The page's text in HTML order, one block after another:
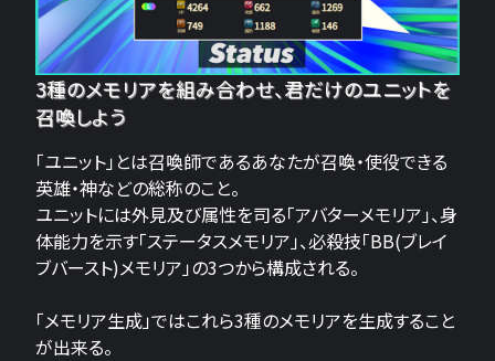
3種のメモリアを組み合わせ、君だけのユニットを
召喚しよう
「ユニット」とは召喚師であるあなたが召喚・使役できる
英雄・神などの総称のこと。
ユニットには外見及び属性を司る「アバターメモリア」、身
体能力を示す「ステータスメモリア」、必殺技「BB(ブレイ
ブバースト)メモリア」の3つから構成される。
「メモリア生成」ではこれら3種のメモリアを生成すること
が出来る。